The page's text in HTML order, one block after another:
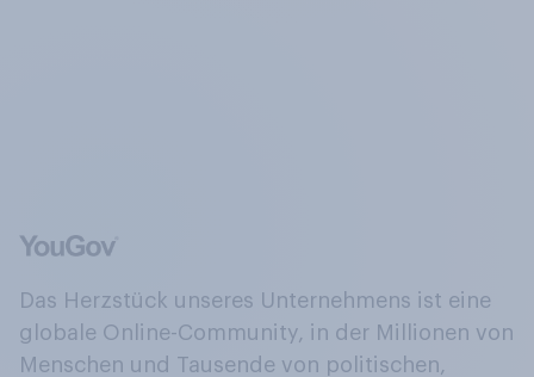
Das Herzstück unseres Unternehmens ist eine
globale Online-Community, in der Millionen von
Menschen und Tausende von politischen,